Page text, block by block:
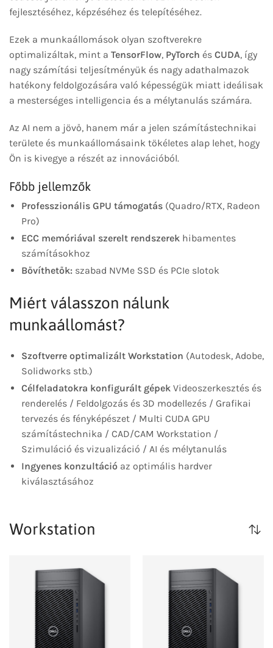
fejlesztéséhez, képzéséhez és telepítéséhez.
Ezek a munkaállomások olyan szoftverekre
optimalizáltak, mint a TensorFlow, PyTorch és CUDA, így
nagy számítási teljesítményük és nagy adathalmazok
hatékony feldolgozására való képességük miatt ideálisak
a mesterséges intelligencia és a mélytanulás számára.
Az AI nem a jövő, hanem már a jelen számítástechnikai
területe és munkaállomásaink tökéletes alap lehet, hogy
Ön is kivegye a részét az innovációból.
Főbb jellemzők
Professzionális GPU támogatás (Quadro/RTX, Radeon
Pro)
ECC memóriával szerelt rendszerek hibamentes
számításokhoz
Bővíthetők: szabad NVMe SSD és PCIe slotok
Miért válasszon nálunk
munkaállomást?
Szoftverre optimalizált Workstation (Autodesk, Adobe,
Solidworks stb.)
Célfeladatokra konfigurált gépek Videoszerkesztés és
renderelés / Feldolgozás és 3D modellezés / Grafikai
tervezés és fényképészet / Multi CUDA GPU
számítástechnika / CAD/CAM Workstation /
Szimuláció és vizualizáció / AI és mélytanulás
Ingyenes konzultáció az optimális hardver
kiválasztásához
Workstation